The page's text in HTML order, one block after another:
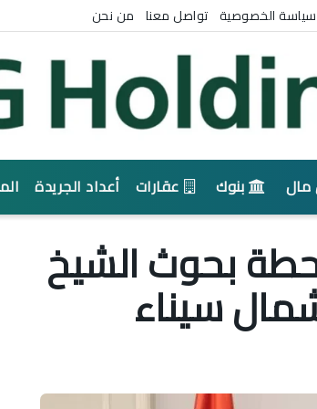
سياسة الخصوصية تواصل معنا من نحن
بنوك عقارات أعداد الجريدة
بحوث الشيخ
سيناء